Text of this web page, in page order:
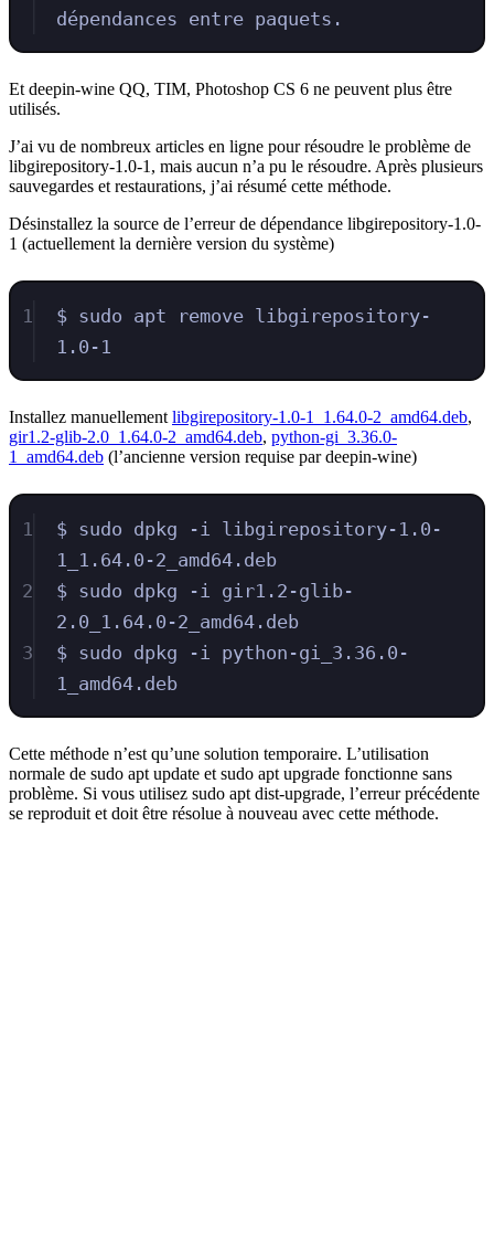
dépendances entre paquets.
Et deepin-wine QQ, TIM, Photoshop CS 6 ne peuvent plus être
utilisés.
J’ai vu de nombreux articles en ligne pour résoudre le problème de
libgirepository-1.0-1, mais aucun n’a pu le résoudre. Après plusieurs
sauvegardes et restaurations, j’ai résumé cette méthode.
Désinstallez la source de l’erreur de dépendance libgirepository-1.0-
1 (actuellement la dernière version du système)
1
$ sudo apt remove libgirepository-
1.0-1
Installez manuellement libgirepository-1.0-1_1.64.0-2_amd64.deb,
gir1.2-glib-2.0_1.64.0-2_amd64.deb, python-gi_3.36.0-
1_amd64.deb (l’ancienne version requise par deepin-wine)
1
$ sudo dpkg -i libgirepository-1.0-
1_1.64.0-2_amd64.deb
2
$ sudo dpkg -i gir1.2-glib-
2.0_1.64.0-2_amd64.deb
3
$ sudo dpkg -i python-gi_3.36.0-
1_amd64.deb
Cette méthode n’est qu’une solution temporaire. L’utilisation
normale de sudo apt update et sudo apt upgrade fonctionne sans
problème. Si vous utilisez sudo apt dist-upgrade, l’erreur précédente
se reproduit et doit être résolue à nouveau avec cette méthode.